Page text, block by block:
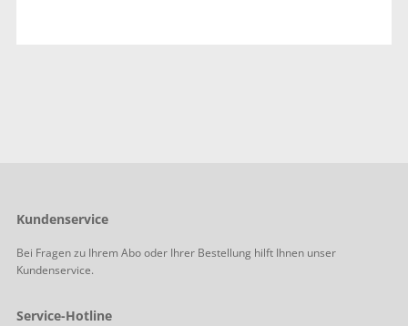
Kundenservice
Bei Fragen zu Ihrem Abo oder Ihrer Bestellung hilft Ihnen unser
Kundenservice.
Service-Hotline